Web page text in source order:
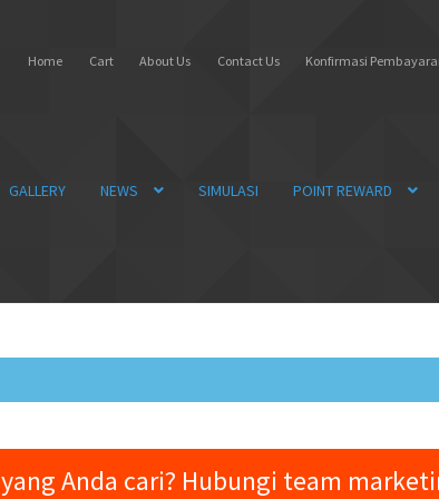
Home Cart About Us Contact Us Konfirmasi
GALLERY NEWS SIMULASI POINT REWARD
Anda cari? Hubungi team